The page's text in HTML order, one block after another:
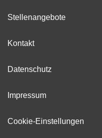
Stellenangebote
Kontakt
Datenschutz
Impressum
Cookie-Einstellungen